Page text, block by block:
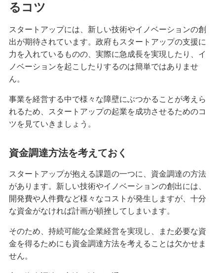
るコツ
スタートアップには、新しい技術やイノベーションの創
出が期待されています。政府もスタートアップの支援に
力を入れているものの、実際に急成長を実現したり、イ
ノベーションを起こしたりするのは簡単ではありませ
ん。
事業を経営する中で様々な障壁にぶつかることが考えら
れるため、スタートアップの起業を成功させるためのコ
ツを見ていきましょう。
資金調達方法を考えておく
スタートアップが抱える課題の一つに、資金調達の方法
があります。新しい技術やイノベーションの創出には、
開発費や人件費など様々なコストが発生しますが、十分
な資金がなければ計画が頓挫してしまいます。
そのため、持続可能な企業経営を実現し、また必要な資
金を得るためにも資金調達方法を考えることは欠かせま
せん。